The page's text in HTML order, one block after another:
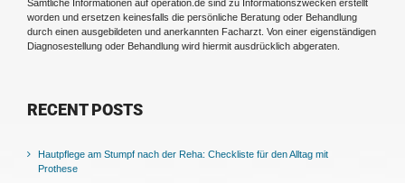
Sämtliche Informationen auf operation.de sind zu Informationszwecken erstellt
worden und ersetzen keinesfalls die persönliche Beratung oder Behandlung
durch einen ausgebildeten und anerkannten Facharzt. Von einer eigenständigen
Diagnosestellung oder Behandlung wird hiermit ausdrücklich abgeraten.
RECENT POSTS
Hautpflege am Stumpf nach der Reha: Checkliste für den Alltag mit
Prothese